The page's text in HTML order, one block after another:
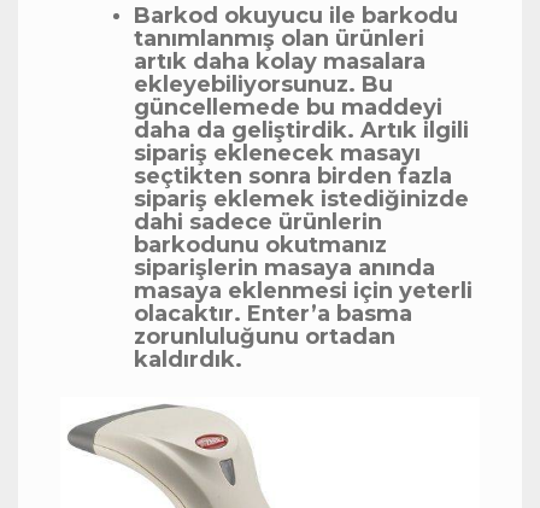
Barkod okuyucu ile barkodu
tanımlanmış olan ürünleri
artık daha kolay masalara
ekleyebiliyorsunuz. Bu
güncellemede bu maddeyi
daha da geliştirdik. Artık ilgili
sipariş eklenecek masayı
seçtikten sonra birden fazla
sipariş eklemek istediğinizde
dahi sadece ürünlerin
barkodunu okutmanız
siparişlerin masaya anında
masaya eklenmesi için yeterli
olacaktır. Enter’a basma
zorunluluğunu ortadan
kaldırdık.